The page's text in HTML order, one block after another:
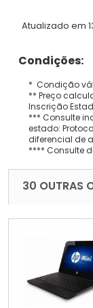
Atualizado em
Condições:
* Condição
** Preço
Inscrição
*** Consulte
estado:
diferencial de
**** Consulte
30 OUTRAS